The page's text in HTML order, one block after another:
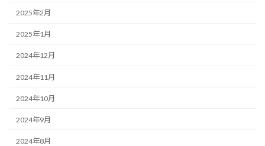
2025年2月
2025年1月
2024年12月
2024年11月
2024年10月
2024年9月
2024年8月